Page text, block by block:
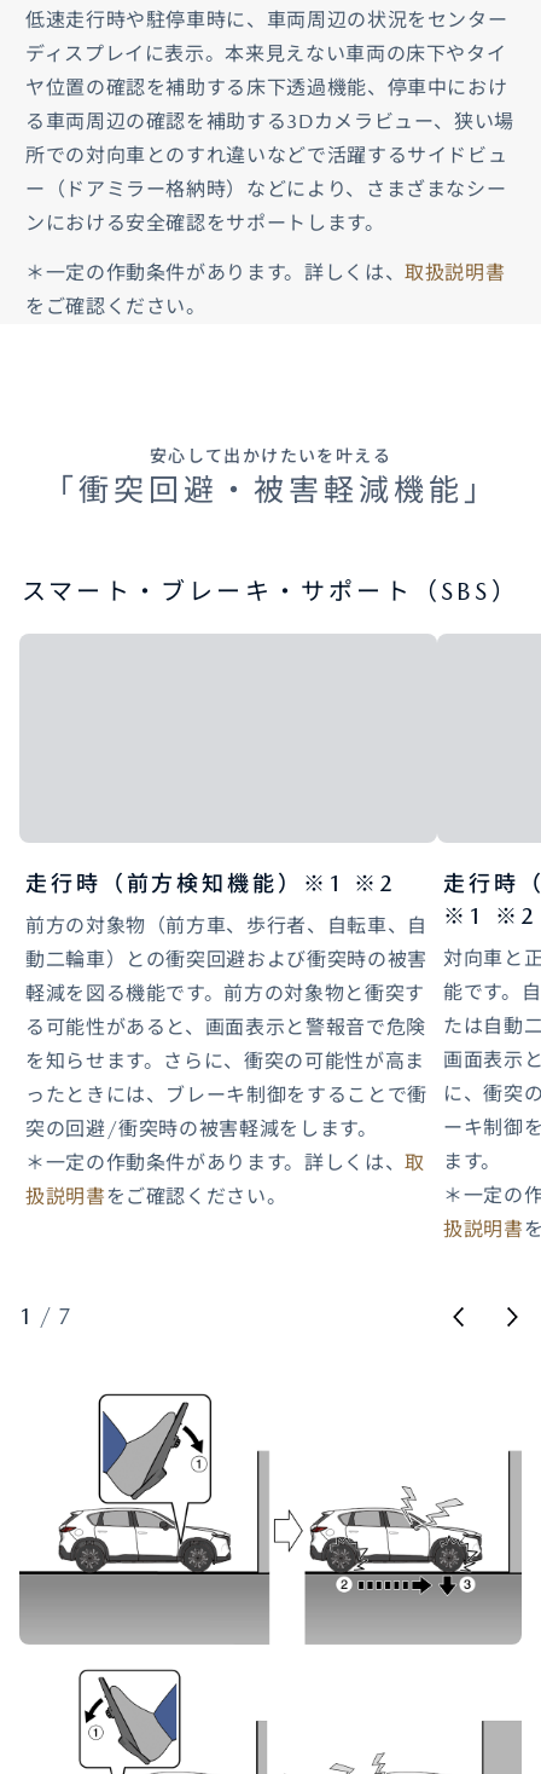
低速走行時や駐停車時に、車両周辺の状況をセンター
ディスプレイに表示。本来見えない車両の床下やタイ
ヤ位置の確認を補助する床下透過機能、停車中におけ
る車両周辺の確認を補助する3Dカメラビュー、狭い場
所での対向車とのすれ違いなどで活躍するサイドビュ
ー（ドアミラー格納時）などにより、さまざまなシー
ンにおける安全確認をサポートします。
＊一定の作動条件があります。詳しくは、取扱説明書
をご確認ください。
安心して出かけたいを叶える
「衝突回避・被害軽減機能」
スマート・ブレーキ・サポート（SBS）
走行時（前方検知機能）※1 ※2
前方の対象物（前方車、歩行者、自転車、自
動二輪車）との衝突回避および衝突時の被害
軽減を図る機能です。前方の対象物と衝突す
る可能性があると、画面表示と警報音で危険
を知らせます。さらに、衝突の可能性が高ま
ったときには、ブレーキ制御をすることで衝
突の回避/衝突時の被害軽減をします。
＊一定の作動条件があります。詳しくは、取
扱説明書をご確認ください。
走行時
※1 ※2
対向車と
能です。
たは自動
画面表示
に、衝突
ーキ制御
ます。
＊一定の
扱説明書
1 / 7